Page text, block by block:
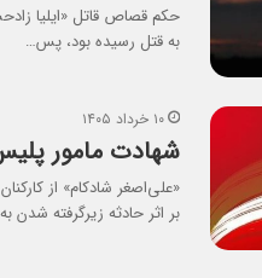
به قتل رسیده بود، پس…
۱۰ خرداد ۱۴۰۵
شهادت مامور پلیس قطع
«علی‌اصغر شادکام» از
بر اثر حادثه زیرگرفته‌ شدن